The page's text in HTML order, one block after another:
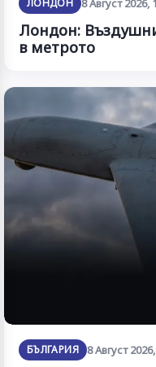
Лондон:
в метрото
БЪЛГАРИЯ 8 Август